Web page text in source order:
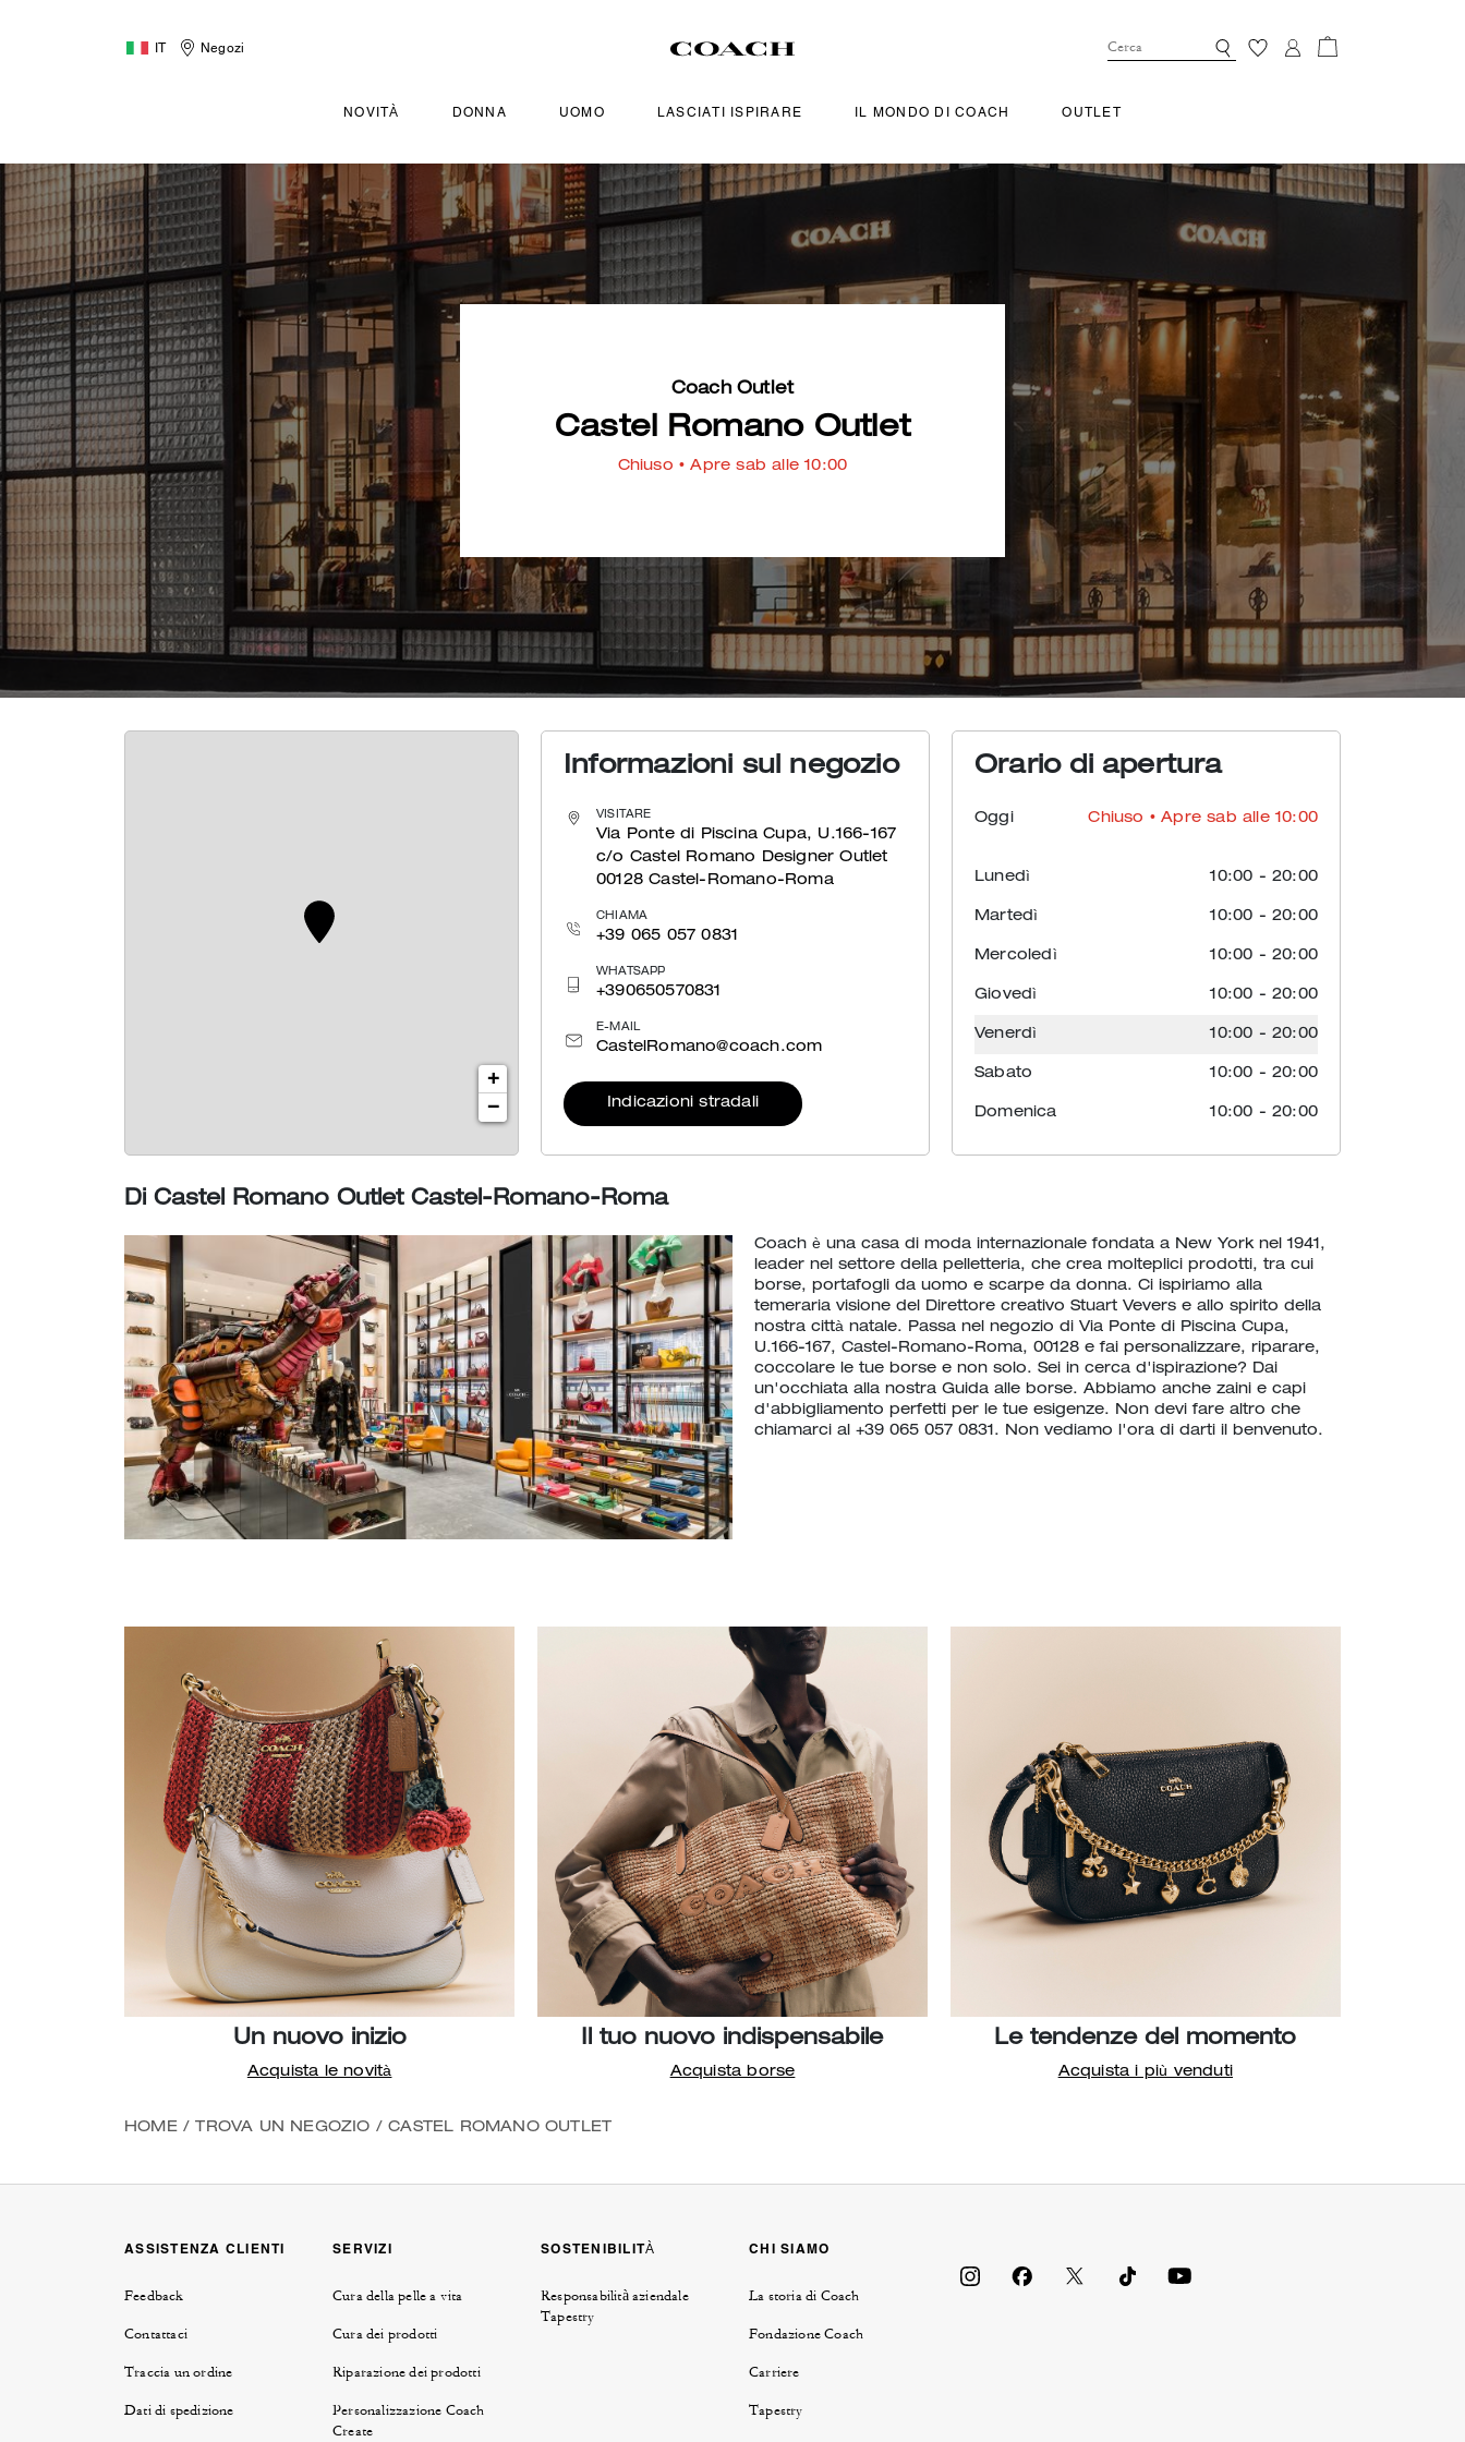
IT Negozi
NOVITÀ DONNA UOMO LASCIATI ISPIRARE IL MONDO DI COACH OUTLET
Coach Outlet
Castel Romano Outlet
Chiuso • Apre sab alle 10:00
+
−
Informazioni sul negozio
VISITARE
Via Ponte di Piscina Cupa, U.166-167
c/o Castel Romano Designer Outlet
00128 Castel-Romano-Roma
CHIAMA
+39 065 057 0831
WHATSAPP
+390650570831
E-MAIL
CastelRomano@coach.com
Indicazioni stradali
Orario di apertura
Oggi Chiuso • Apre sab alle 10:00
Lunedì 10:00 - 20:00
Martedì 10:00 - 20:00
Mercoledì 10:00 - 20:00
Giovedì 10:00 - 20:00
Venerdì 10:00 - 20:00
Sabato 10:00 - 20:00
Domenica 10:00 - 20:00
Di Castel Romano Outlet Castel-Romano-Roma
Coach è una casa di moda internazionale fondata a New York nel 1941,
leader nel settore della pelletteria, che crea molteplici prodotti, tra cui
borse, portafogli da uomo e scarpe da donna. Ci ispiriamo alla
temeraria visione del Direttore creativo Stuart Vevers e allo spirito della
nostra città natale. Passa nel negozio di Via Ponte di Piscina Cupa,
U.166-167, Castel-Romano-Roma, 00128 e fai personalizzare, riparare,
coccolare le tue borse e non solo. Sei in cerca d'ispirazione? Dai
un'occhiata alla nostra Guida alle borse. Abbiamo anche zaini e capi
d'abbigliamento perfetti per le tue esigenze. Non devi fare altro che
chiamarci al +39 065 057 0831. Non vediamo l'ora di darti il benvenuto.
Un nuovo inizio
Acquista le novità
Il tuo nuovo indispensabile
Acquista borse
Le tendenze del momento
Acquista i più venduti
HOME / TROVA UN NEGOZIO / CASTEL ROMANO OUTLET
ASSISTENZA CLIENTI
Feedback
Contattaci
Traccia un ordine
Dati di spedizione
SERVIZI
Cura della pelle a vita
Cura dei prodotti
Riparazione dei prodotti
Personalizzazione Coach
Create
SOSTENIBILITÀ
Responsabilità aziendale
Tapestry
CHI SIAMO
La storia di Coach
Fondazione Coach
Carriere
Tapestry